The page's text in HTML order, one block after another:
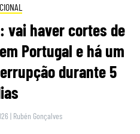
vai haver cortes de
Portugal e há um
durante 5
| Rubén Gonçalves